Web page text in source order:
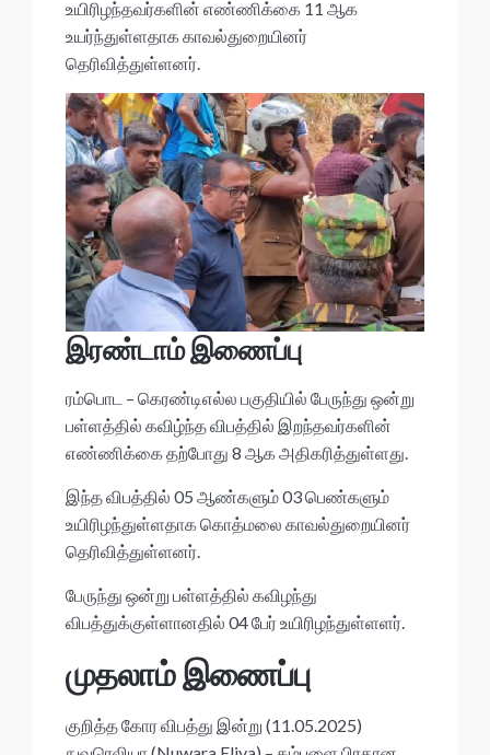
உயிரிழந்தவர்களின் எண்ணிக்கை 11 ஆக
உயர்ந்துள்ளதாக காவல்துறையினர்
தெரிவித்துள்ளனர்.
இரண்டாம் இணைப்பு
ரம்பொட – கெரண்டிஎல்ல பகுதியில் பேருந்து ஒன்று
பள்ளத்தில் கவிழ்ந்த விபத்தில் இறந்தவர்களின்
எண்ணிக்கை தற்போது 8 ஆக அதிகரித்துள்ளது.
இந்த விபத்தில் 05 ஆண்களும் 03 பெண்களும்
உயிரிழந்துள்ளதாக கொத்மலை காவல்துறையினர்
தெரிவித்துள்ளனர்.
பேருந்து ஒன்று பள்ளத்தில் கவிழந்து
விபத்துக்குள்ளானதில் 04 பேர் உயிரிழந்துள்ளளர்.
முதலாம் இணைப்பு
குறித்த கோர விபத்து இன்று (11.05.2025)